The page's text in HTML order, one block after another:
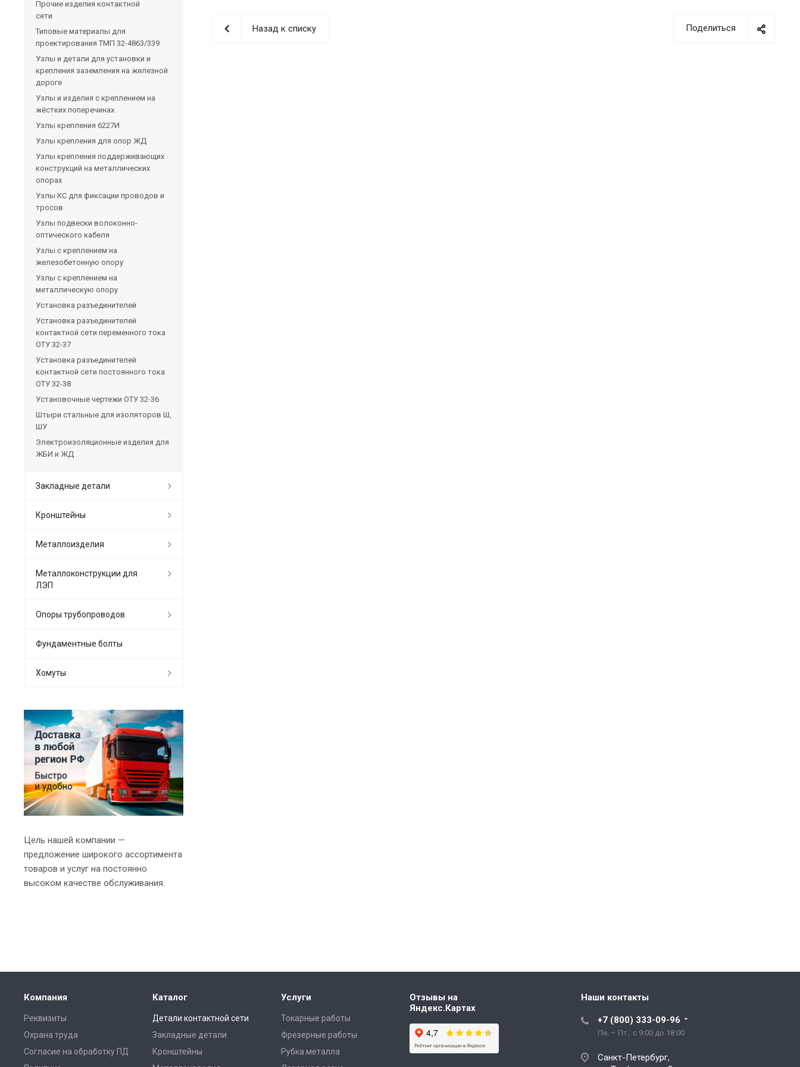
Поделиться
Назад к списку
Прочие изделия контактной
сети
Типовые материалы для
проектирования ТМП 32-4863/339
Узлы и детали для установки и
крепления заземления на железной
дороге
Узлы и изделия с креплением на
жёстких поперечинах
Узлы крепления 6227И
Узлы крепления для опор ЖД
Узлы крепления поддерживающих
конструкций на металлических
опорах
Узлы КС для фиксации проводов и
тросов
Узлы подвески волоконно-
оптического кабеля
Узлы с креплением на
железобетонную опору
Узлы с креплением на
металлическую опору
Установка разъединителей
Установка разъединителей
контактной сети переменного тока
ОТУ 32-37
Установка разъединителей
контактной сети постоянного тока
ОТУ 32-38
Установочные чертежи ОТУ 32-36
Штыри стальные для изоляторов Ш,
ШУ
Электроизоляционные изделия для
ЖБИ и ЖД
Закладные детали
Кронштейны
Металлоизделия
Металлоконструкции для
ЛЭП
Опоры трубопроводов
Фундаментные болты
Хомуты
Цель нашей компании —
предложение широкого ассортимента
товаров и услуг на постоянно
высоком качестве обслуживания.
Компания
Реквизиты
Охрана труда
Согласие на обработку ПД
Каталог
Детали контактной сети
Закладные детали
Кронштейны
Услуги
Токарные работы
Фрезерные работы
Рубка металла
Отзывы на
Яндекс.Картах
Наши контакты
+7 (800) 333-09-96
Пн. – Пт.: с 9:00 до 18:00
Санкт-Петербург,